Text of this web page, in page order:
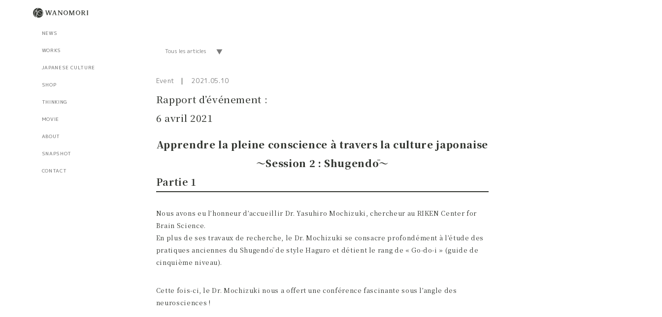
NEWS
WORKS
JAPANESE CULTURE
SHOP
THINKING
MOVIE
ABOUT
SNAPSHOT
CONTACT
Event 2021.05.10
Rapport d’événement :
6 avril 2021
Apprendre la pleine conscience à travers la culture japonaise
～Session 2 : Shugendō～
Partie 1
Nous avons eu l’honneur d’accueillir Dr. Yasuhiro Mochizuki, chercheur au RIKEN Center for
Brain Science.
En plus de ses travaux de recherche, le Dr. Mochizuki se consacre profondément à l’étude des
pratiques anciennes du Shugendō de style Haguro et détient le rang de « Go-do-i » (guide de
cinquième niveau).
Cette fois-ci, le Dr. Mochizuki nous a offert une conférence fascinante sous l’angle des
neurosciences !